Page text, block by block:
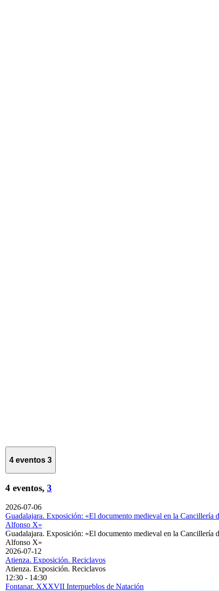
4 eventos 3
4 eventos, 3
2026-07-06
Guadalajara. Exposición: «El documento medieval en la Cancillería
Alfonso X»
Guadalajara. Exposición: «El documento medieval en la Cancillería
Alfonso X»
2026-07-12
Atienza. Exposición. Reciclavos
Atienza. Exposición. Reciclavos
12:30 - 14:30
Fontanar. XXXVII Interpueblos de Natación